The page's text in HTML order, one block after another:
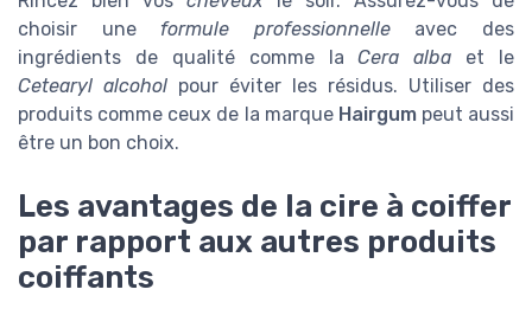
choisir une formule professionnelleavec des
ingrédients de qualité comme laCera alba et le
Cetearyl alcohol pour éviter les résidus. Utiliser des
produits comme ceux de la marque Hairgumpeut aussi
être un bon choix.
Les avantages de la cire à coiffer
par rapport aux autres produits
coiffants